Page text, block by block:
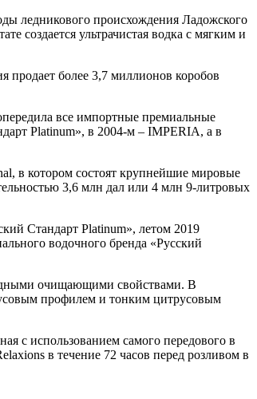
ледникового происхождения Ладожского
создается ультрачистая водка с мягким и
продает более 3,7 миллионов коробов
все импортные премиальные
Platinum», в 2004-м – IMPERIA, а в
в котором состоят крупнейшие мировые
3,6 млн дал или 4 млн 9-литровых
Стандарт Platinum», летом 2019
водочного бренда «Русский
очищающими свойствами. В
профилем и тонким цитрусовым
с использованием самого передового в
в течение 72 часов перед розливом в